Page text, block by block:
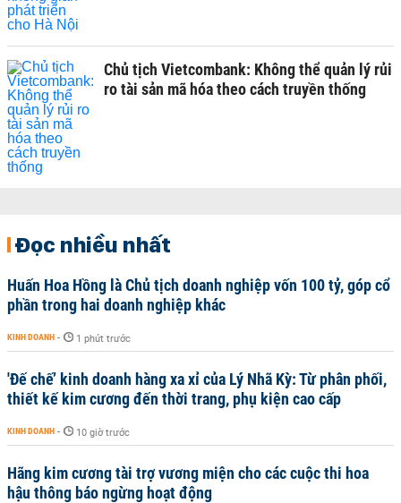
Chủ tịch Vietcombank: Không thể quản lý rủi
ro tài sản mã hóa theo cách truyền thống
Đọc nhiều nhất
Huấn Hoa Hồng là Chủ tịch doanh nghiệp vốn 100 tỷ, góp cổ
phần trong hai doanh nghiệp khác
KINH DOANH - 1 phút trước
'Đế chế’ kinh doanh hàng xa xỉ của Lý Nhã Kỳ: Từ phân phối,
thiết kế kim cương đến thời trang, phụ kiện cao cấp
KINH DOANH - 10 giờ trước
Hãng kim cương tài trợ vương miện cho các cuộc thi hoa
hậu thông báo ngừng hoạt động